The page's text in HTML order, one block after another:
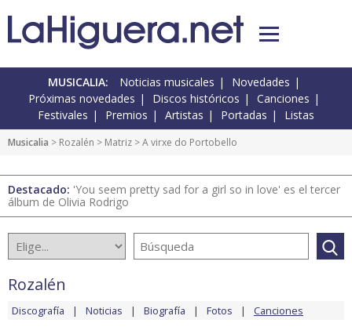
MUSICALIA: Noticias musicales
Novedades
Próximas novedades
Discos históricos
Canciones
Festivales
Premios Artistas Portadas Listas
Musicalia > Rozalén > Matriz > A virxe do Portobello
Destacado: 'You seem pretty sad for a girl so in love' es el tercer
álbum de Olivia Rodrigo
Rozalén
Discografía Noticias Biografía Fotos Canciones